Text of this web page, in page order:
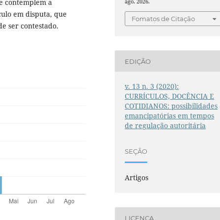
contemplem a
em disputa, que
ser contestado.
ago. 2026.
Fomatos de Citação
EDIÇÃO
v. 13 n. 3 (2020):
CURRÍCULOS, DOCÊNCIA E
COTIDIANOS: possibilidades
emancipatórias em tempos
de regulação autoritária
SEÇÃO
Artigos
LICENÇA